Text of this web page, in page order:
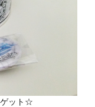
ゲット☆